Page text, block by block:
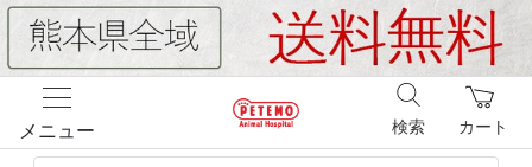
メニュー カート
検索